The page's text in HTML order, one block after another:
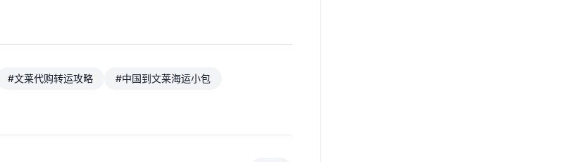
#文莱代购转运攻略
#中国到文莱海运小包